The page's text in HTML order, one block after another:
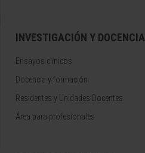
INVESTIGACIÓN Y DOCENCIA
Ensayos clínicos
Docencia y formación
Residentes y Unidades Docentes
Área para profesionales